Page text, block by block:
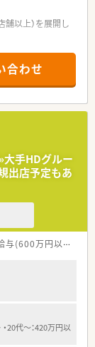
剤師）→エリア
開局プロジェク
したキャリア
です。
い方
以上）を展開し
方でも500万前
組織と連携した研
リアパスが多
等のマネジメン
ストを目指すこ
ッフなど活動領
へもしっかりと関
っています
しいメリットも
合わせ
大手HDグルー
出店予定もあ
与(600万円以上)
20代～：420万円以